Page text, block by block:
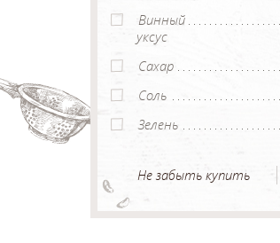
Винный
уксус
Сахар
Соль
Зелень
Не забыть купить